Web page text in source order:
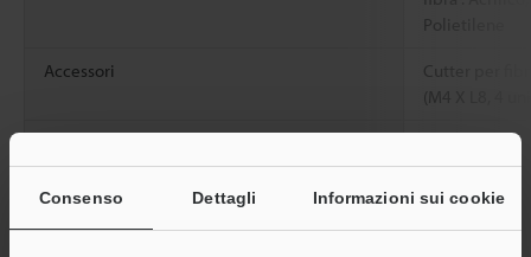
Consenso Dettagli Informazioni sui cookie
Polietilene
Accessori
Cutter per
(M4 X L8, 4